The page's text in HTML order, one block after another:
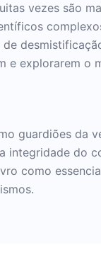
vezes são
e explorarem o
guardiões da
integridade do
como